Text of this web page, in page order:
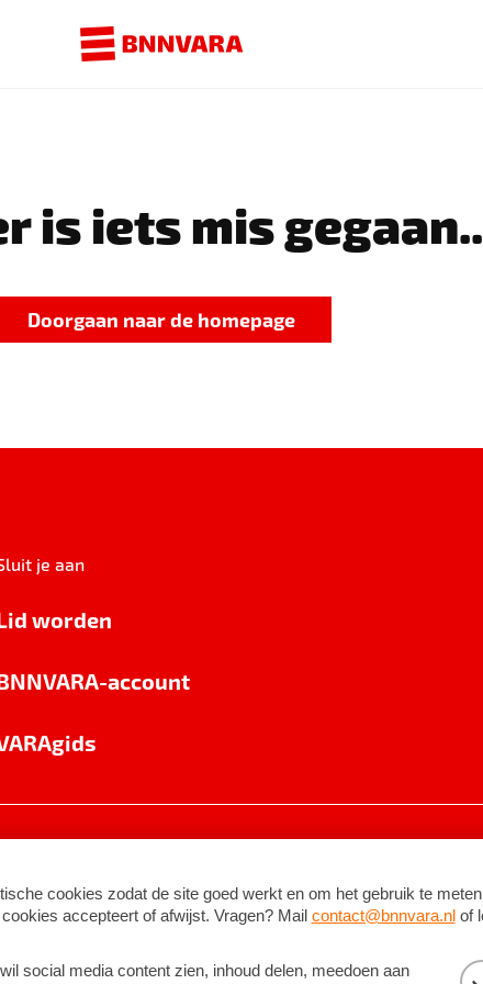
is iets mis gegaan..
Doorgaan naar de homepage
je aan
worden
account
©2026BNNVARA